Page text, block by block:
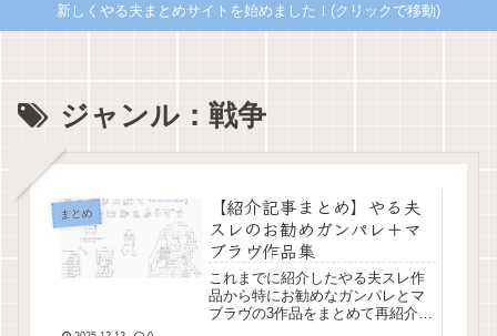
新しくやる夫まとめサイトを始めました！(クリックで移動)
ジャンル：戦争
まとめ
【紹介記事まとめ】やる夫
スレのお勧めガンパレ＋マ
ブラヴ作品集
これまでに紹介したやる夫スレ作
品から特にお勧めなガンパレとマ
ブラヴの3作品をまとめて再紹介し